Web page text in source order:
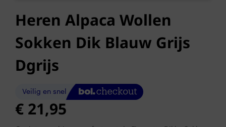
Heren Alpaca Wollen
Sokken Dik Blauw Grijs
Dgrijs
€ 21,95